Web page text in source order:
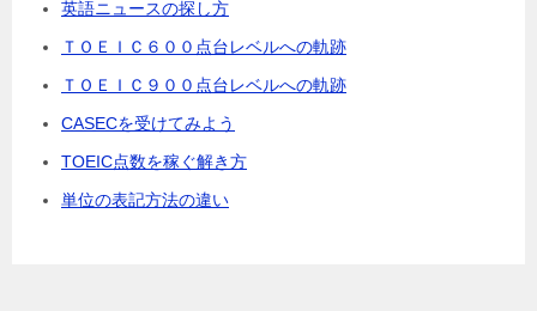
英語ニュースの探し方
ＴＯＥＩＣ６００点台レベルへの軌跡
ＴＯＥＩＣ９００点台レベルへの軌跡
CASECを受けてみよう
TOEIC点数を稼ぐ解き方
単位の表記方法の違い